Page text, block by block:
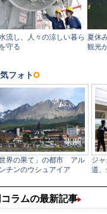
コラムの最新記事